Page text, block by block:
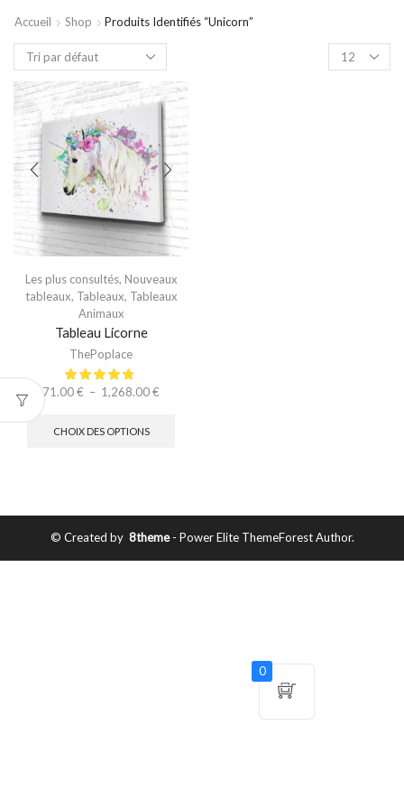
Accueil Shop Produits Identifiés “unicorn”
Les plus consultés, Nouveaux
tableaux, Tableaux, Tableaux
Animaux
Tableau Licorne
ThePoplace
71.00€ – 1,268.00€
CHOIX DES OPTIONS
© Created by 8theme- Power Elite ThemeForest Author.
0